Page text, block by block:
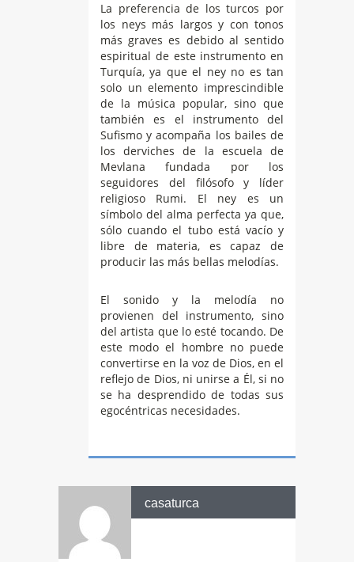
La preferencia de los turcos por
los neys más largos y con tonos
más graves es debido al sentido
espiritual de este instrumento en
Turquía, ya que el ney no es tan
solo un elemento imprescindible
de la música popular, sino que
también es el instrumento del
Sufismo y acompaña los bailes de
los derviches de la escuela de
Mevlana fundada por los
seguidores del filósofo y líder
religioso Rumi. El ney es un
símbolo del alma perfecta ya que,
sólo cuando el tubo está vacío y
libre de materia, es capaz de
producir las más bellas melodías.
El sonido y la melodía no
provienen del instrumento, sino
del artista que lo esté tocando. De
este modo el hombre no puede
convertirse en la voz de Dios, en el
reflejo de Dios, ni unirse a Él, si no
se ha desprendido de todas sus
egocéntricas necesidades.
casaturca